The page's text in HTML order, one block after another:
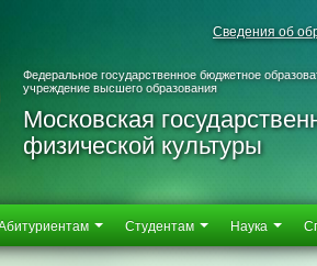
Сведения об
Федеральное государственное бюджетное
учреждение высшего образования
Московская
физической культуры
Студентам Наука